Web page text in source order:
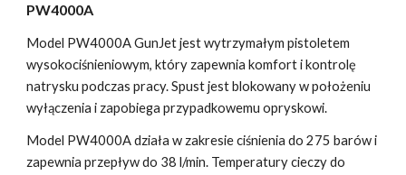
PW4000A
Model PW4000A GunJet jest wytrzymałym pistoletem
wysokociśnieniowym, który zapewnia komfort i kontrolę
natrysku podczas pracy. Spust jest blokowany w położeniu
wyłączenia i zapobiega przypadkowemu opryskowi.
Model PW4000A działa w zakresie ciśnienia do 275 barów i
zapewnia przepływ do 38 l/min. Temperatury cieczy do